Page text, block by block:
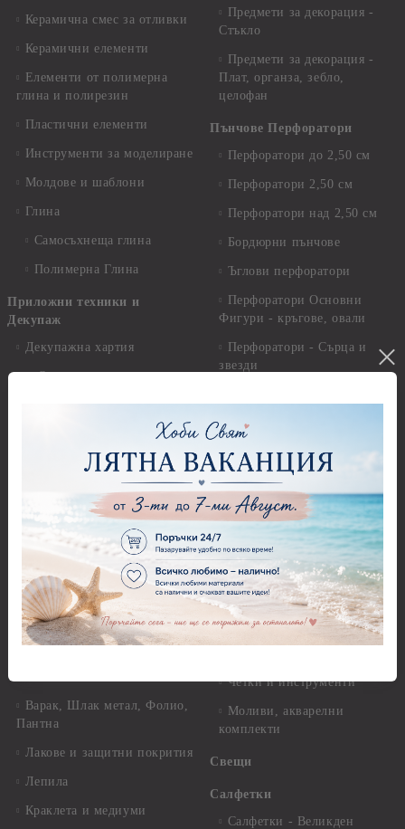
Керамична смес за отливки
Керамични елементи
Елементи от полимерна
глина и полирезин
Пластични елементи
Инструменти за моделиране
Молдове и шаблони
Глина
Самосъхнеща глина
Полимерна Глина
Приложни техники и
Декупаж
Декупажна хартия
Оризова декупажна
Оризова декупажна хартия
А4 - Itd. Collection - 25-30
Фина оризова декупажна
хартия Stamperia - 21 х
29.см. - 28гр.
Декупажна хартия - Други
Антични пасти
Вакс пасти
Варак, Шлак метал, Фолио,
Пантна
Лакове и защитни покрития
Лепила
Краклета и медиуми
Предмети за декорация -
Стъкло
Предмети за декорация -
Плат, органза, зебло,
целофан
Пънчове Перфоратори
Перфоратори до 2,50 см
Перфоратори 2,50 см
Перфоратори над 2,50 см
Бордюрни пънчове
Ъглови перфоратори
Перфоратори Основни
Фигури - кръгове, овали
Перфоратори - Сърца и
звезди
Перфоратори - Детски
Перфоратори - Животни
Перфоратори - Коледни и
Зимни
Рисуване
Грунд и почистващи
разтвори
Платна за рисуване
Четки и инструменти
Моливи, акварелни
комплекти
Свещи
Салфетки
Салфетки - Великден